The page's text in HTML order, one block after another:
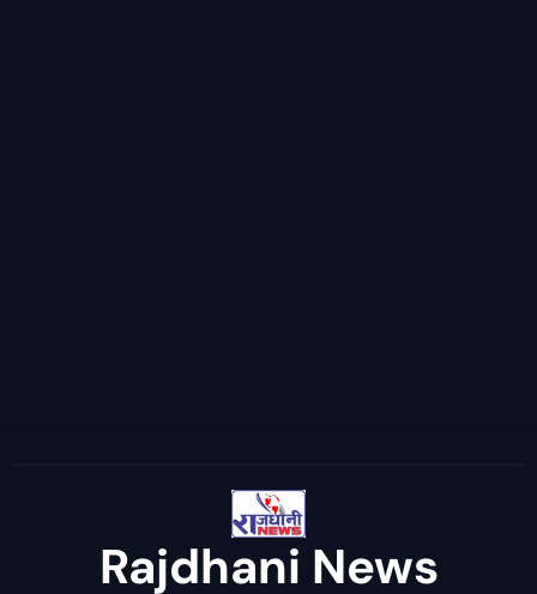
Rajdhani News